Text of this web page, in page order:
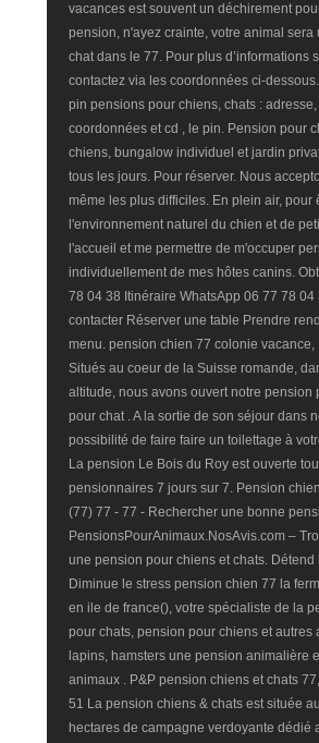
vacances est souvent un déchirement
pension, n'ayez crainte, votre animal
chat dans le 77. Pour plus d’informations
contactez via les coordonnées ci-
pin pensions pour chiens, chats :
coordonnées et cd , le pin. Pension pour
chiens, bungalow individuel et jardin
tous les jours. Pour réserver. Nous
même les plus difficiles. En plein air, pour
l'environnement naturel du chien et de
l'accueil et me permettre de m'occuper
individuellement de mes hôtes canins.
78 04 38 Itinéraire WhatsApp 06 77 78
contacter Réserver une table Prendre
menu. pension chien 77 colonie
Situés au coeur de la Suisse romande,
altitude, nous avons ouvert notre pension
pour chat . A la sortie de son séjour dans
possibilité de faire faire un toilettage à
La pension Le Bois du Roy est ouverte
pensionnaires 7 jours sur 7. Pension
(77) 77 - 77 - Rechercher une bonne
PensionsPourAnimaux.NosAvis.com –
une pension pour chiens et chats.
Diminue le stress pension chien 77 la
en ile de france(), votre spécialiste de la
pour chats, pension pour chiens et autres
lapins, hamsters une pension animalière
animaux . P&P pension chiens et chats
51 La pension chiens & chats est située
hectares de campagne verdoyante dédié